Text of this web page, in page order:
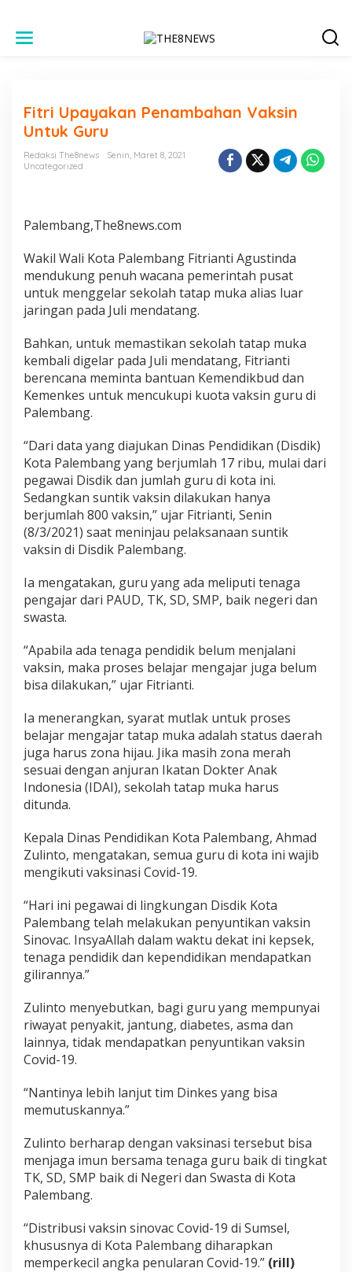
Fitri Upayakan Penambahan Vaksin
Untuk Guru
Redaksi The8news
Senin, Maret 8, 2021
Uncategorized
Palembang,The8news.com
Wakil Wali Kota Palembang Fitrianti Agustinda
mendukung penuh wacana pemerintah pusat
untuk menggelar sekolah tatap muka alias luar
jaringan pada Juli mendatang.
Bahkan, untuk memastikan sekolah tatap muka
kembali digelar pada Juli mendatang, Fitrianti
berencana meminta bantuan Kemendikbud dan
Kemenkes untuk mencukupi kuota vaksin guru di
Palembang.
“Dari data yang diajukan Dinas Pendidikan (Disdik)
Kota Palembang yang berjumlah 17 ribu, mulai dari
pegawai Disdik dan jumlah guru di kota ini.
Sedangkan suntik vaksin dilakukan hanya
berjumlah 800 vaksin,” ujar Fitrianti, Senin
(8/3/2021) saat meninjau pelaksanaan suntik
vaksin di Disdik Palembang.
Ia mengatakan, guru yang ada meliputi tenaga
pengajar dari PAUD, TK, SD, SMP, baik negeri dan
swasta.
“Apabila ada tenaga pendidik belum menjalani
vaksin, maka proses belajar mengajar juga belum
bisa dilakukan,” ujar Fitrianti.
Ia menerangkan, syarat mutlak untuk proses
belajar mengajar tatap muka adalah status daerah
juga harus zona hijau. Jika masih zona merah
sesuai dengan anjuran Ikatan Dokter Anak
Indonesia (IDAI), sekolah tatap muka harus
ditunda.
Kepala Dinas Pendidikan Kota Palembang, Ahmad
Zulinto, mengatakan, semua guru di kota ini wajib
mengikuti vaksinasi Covid-19.
“Hari ini pegawai di lingkungan Disdik Kota
Palembang telah melakukan penyuntikan vaksin
Sinovac. InsyaAllah dalam waktu dekat ini kepsek,
tenaga pendidik dan kependidikan mendapatkan
gilirannya.”
Zulinto menyebutkan, bagi guru yang mempunyai
riwayat penyakit, jantung, diabetes, asma dan
lainnya, tidak mendapatkan penyuntikan vaksin
Covid-19.
“Nantinya lebih lanjut tim Dinkes yang bisa
memutuskannya.”
Zulinto berharap dengan vaksinasi tersebut bisa
menjaga imun bersama tenaga guru baik di tingkat
TK, SD, SMP baik di Negeri dan Swasta di Kota
Palembang.
“Distribusi vaksin sinovac Covid-19 di Sumsel,
khususnya di Kota Palembang diharapkan
memperkecil angka penularan Covid-19.” (rill)